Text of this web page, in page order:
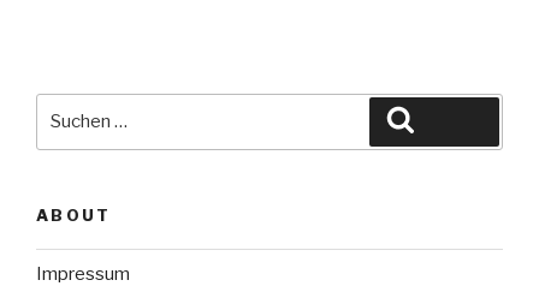
ABOUT
Impressum